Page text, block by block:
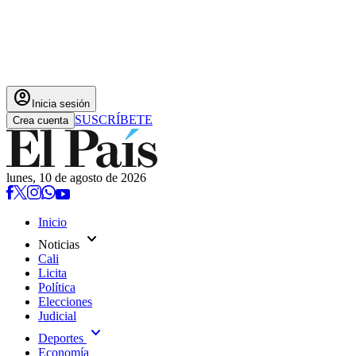
account_circle Inicia sesión
Crea cuenta SUSCRÍBETE
lunes, 10 de agosto de 2026
Inicio
Noticias expand_more
Cali
Licita
Política
Elecciones
Judicial
Deportes expand_more
Economía